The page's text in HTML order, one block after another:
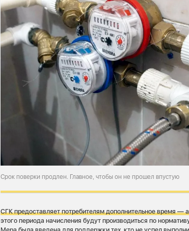
Срок поверки продлен. Главное, чтобы он не прошел впустую
СГК предоставляет потребителям дополнительное время —
этого периода начисления будут производиться по